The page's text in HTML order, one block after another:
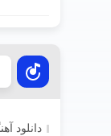
دانلود